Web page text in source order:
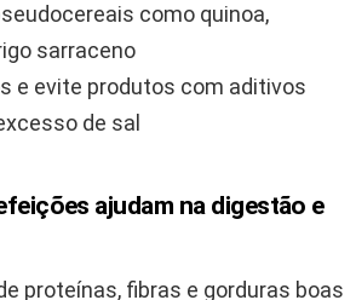
como quinoa,
sarraceno
e evite produtos com aditivos
de sal
ajudam na digestão e
proteínas, fibras e gorduras boas